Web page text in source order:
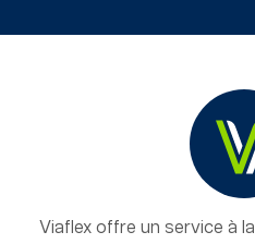
Viaflex offre un service à